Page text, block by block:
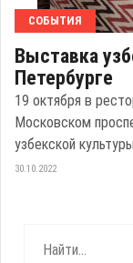
СОБЫТИЯ
Выставка
Петербурге
19 октября в
Московском
узбекской культуры.
30.10.2022